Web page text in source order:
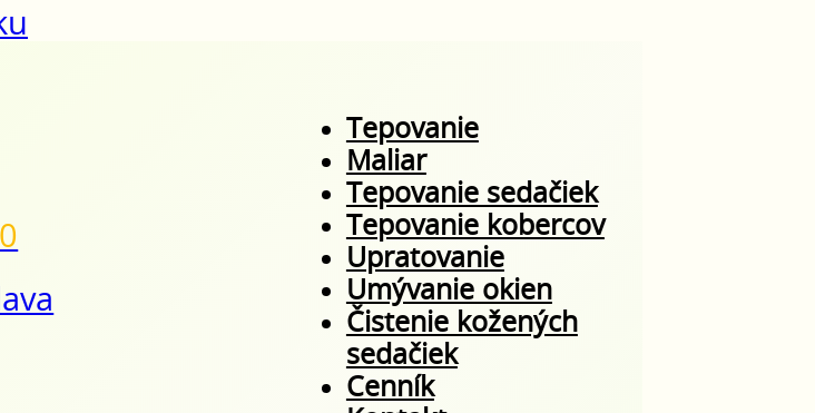
Tepovanie
Maliar
Tepovanie sedačiek
Tepovanie kobercov
Upratovanie
Umývanie okien
Čistenie kožených
sedačiek
Cenník